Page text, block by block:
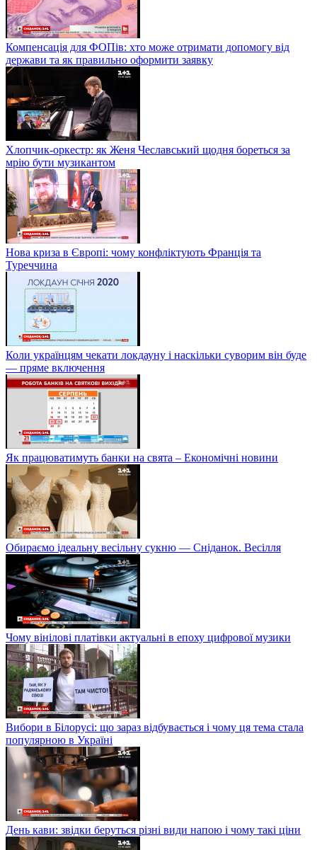
Компенсація для ФОПів: хто може отримати допомогу від
держави та як правильно оформити заявку
Хлопчик-оркестр: як Женя Чеславський щодня бореться за
мрію бути музикантом
Нова криза в Європі: чому конфліктують Франція та
Туреччина
Коли українцям чекати локдауну і наскільки суворим він буде
— пряме включення
Як працюватимуть банки на свята – Економічні новини
Обираємо ідеальну весільну сукню — Сніданок. Весілля
Чому вінілові платівки актуальні в епоху цифрової музики
Вибори в Білорусі: що зараз відбувається і чому ця тема стала
популярною в Україні
День кави: звідки беруться різні види напою і чому такі ціни